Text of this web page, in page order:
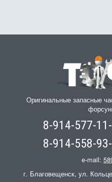
Оригинальные запасные
8-914-577-
8-914-558-
e-mail:
г. Благовещенск, ул.